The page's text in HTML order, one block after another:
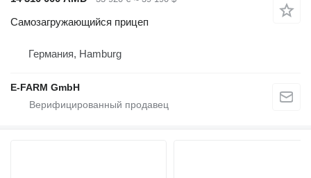
Самозагружающийся прицеп
Германия, Hamburg
E-FARM GmbH